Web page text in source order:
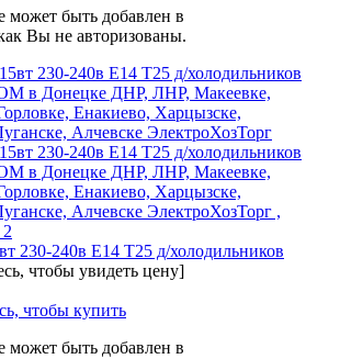
может быть добавлен в
Вы не авторизованы.
230-240в Е14 Т25 д/холодильников
чтобы увидеть цену]
чтобы купить
может быть добавлен в